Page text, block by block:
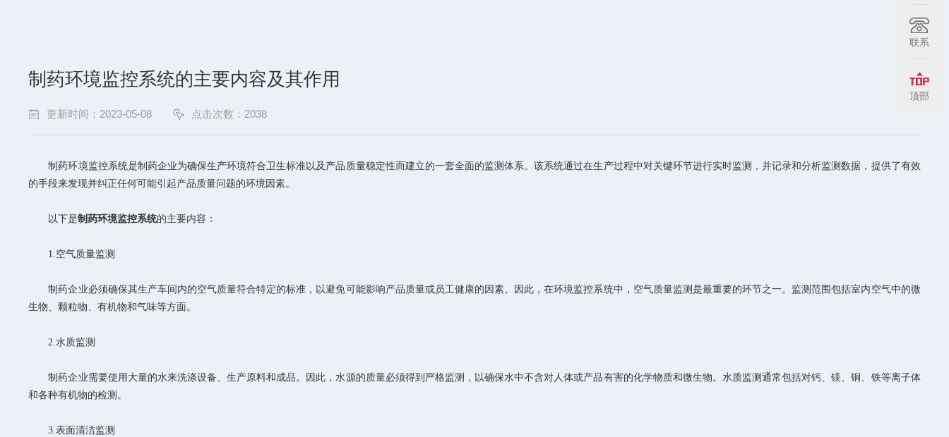
制药环境监控系统的主要内容及其作用
更新时间：2023-05-08 点击次数：2038
制药环境监控系统是制药企业为确保生产环境符合卫生标准以及产品质量稳定性而建立的一套全面的监测体系。该系统通过在生产过程中对关键环节进行实时监测，并记录和分析监测数据，提供了有效
的手段来发现并纠正任何可能引起产品质量问题的环境因素。
以下是制药环境监控系统的主要内容：
1.空气质量监测
制药企业必须确保其生产车间内的空气质量符合特定的标准，以避免可能影响产品质量或员工健康的因素。因此，在环境监控系统中，空气质量监测是最重要的环节之一。监测范围包括室内空气中的微
生物、颗粒物、有机物和气味等方面。
2.水质监测
制药企业需要使用大量的水来洗涤设备、生产原料和成品。因此，水源的质量必须得到严格监测，以确保水中不含对人体或产品有害的化学物质和微生物。水质监测通常包括对钙、镁、铜、铁等离子体
和各种有机物的检测。
3.表面清洁监测
联系
顶部